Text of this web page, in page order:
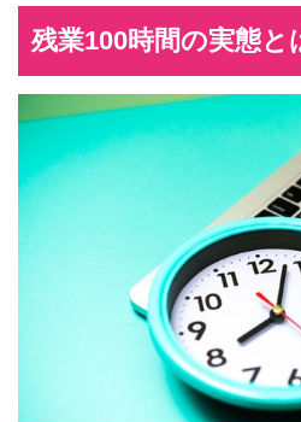
残業100時間の実態と